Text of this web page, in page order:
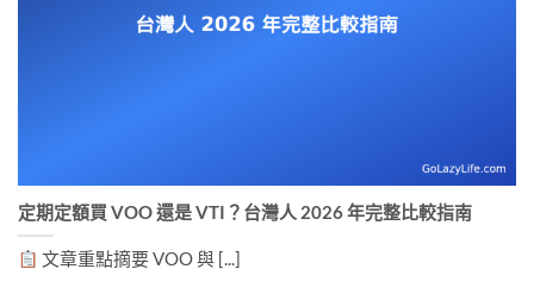
定期定額買 VOO 還是 VTI？台灣人 2026 年完整比較指南
文章重點摘要 VOO 與 [...]